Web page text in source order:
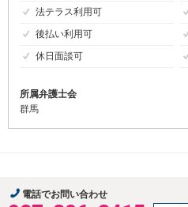
法テラス利用可
後払い利用可
休日面談可
所属弁護士会
群馬
電話でお問い合わせ